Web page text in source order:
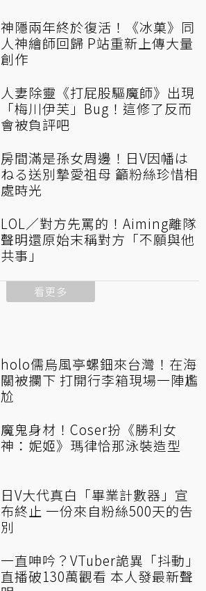
神隱兩年終於復活！《冰菓》同
人神繪師回歸 P站重新上傳大量
創作
人妻除靈《打屁股驅魔師》出現
「梅川伊芙」Bug！這修了反而
會被負評吧
房間滿是孫女周邊！日V因幡は
ねる送別摯愛祖母 籲粉絲珍惜相
處時光
LOL／對方先罵的！Aiming離隊
聲明還原始末稱對方「不願與他
共事」
看更多
holo儒烏風亭螺鈿來台灣！在海
關被攔下 打開行李箱現場一陣尷
尬
魔鬼身材！Coser扮《勝利女
神：妮姬》瑪律恰那泳裝造型
日V大代真白「畢業計數器」宣
布終止 一份來自粉絲500天的告
別
一直呻吟？VTuber詭異「抖動」
直播破130萬觀看 本人發最新聲